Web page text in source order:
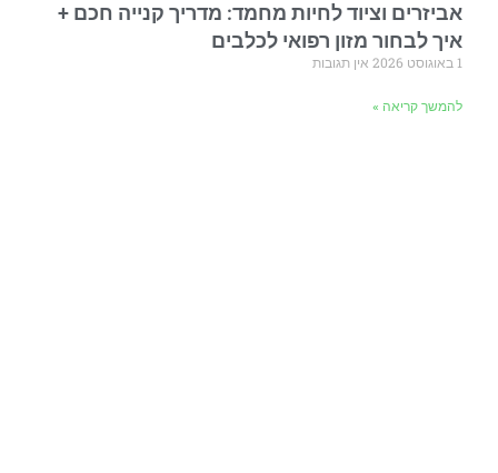
אביזרים וציוד לחיות מחמד: מדריך קנייה חכם +
איך לבחור מזון רפואי לכלבים
1 באוגוסט 2026 אין תגובות
להמשך קריאה »